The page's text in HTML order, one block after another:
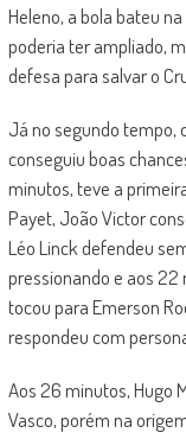
Heleno, a bola bateu
poderia ter ampliado,
defesa para salvar o
Já no segundo tempo,
conseguiu boas
minutos, teve a
Payet, João Victor
Léo Linck defendeu
pressionando e aos
tocou para Emerson
respondeu com
Aos 26 minutos, Hugo
Vasco, porém na